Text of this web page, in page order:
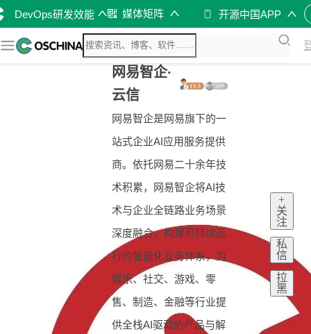
DevOps研发效能 媒体矩阵 开源中国APP
网易智企·
云信
网易智企是网易旗下的一
站式企业AI应用服务提供
商。依托网易二十余年技
术积累，网易智企将AI技
术与企业全链路业务场景
深度融合，构建可持续运
行的智能化业务体系，为
娱乐、社交、游戏、零
售、制造、金融等行业提
供全栈AI驱动的产品与解
+
关
注
私
信
拉
黑